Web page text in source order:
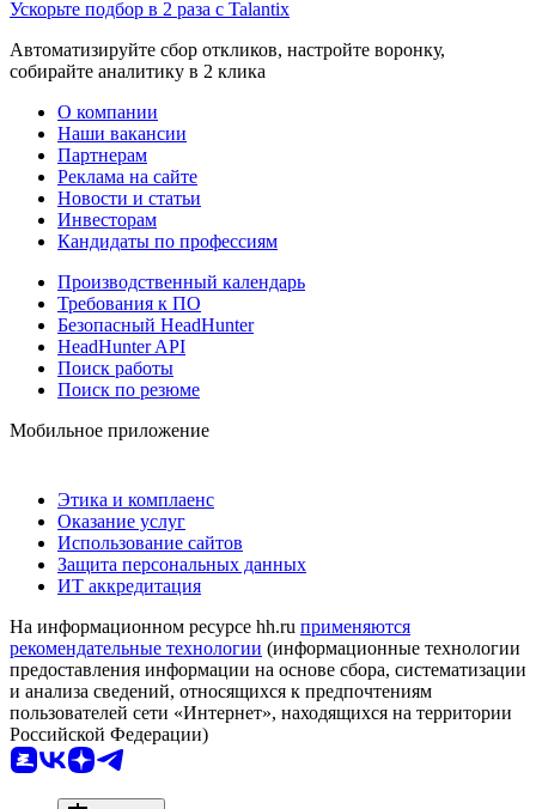
Ускорьте подбор в 2 раза с Talantix
Автоматизируйте сбор откликов, настройте воронку,
собирайте аналитику в 2 клика
О компании
Наши вакансии
Партнерам
Реклама на сайте
Новости и статьи
Инвесторам
Кандидаты по профессиям
Производственный календарь
Требования к ПО
Безопасный HeadHunter
HeadHunter API
Поиск работы
Поиск по резюме
Мобильное приложение
Этика и комплаенс
Оказание услуг
Использование сайтов
Защита персональных данных
ИТ аккредитация
На информационном ресурсе hh.ru применяются
рекомендательные технологии (информационные технологии
предоставления информации на основе сбора, систематизации
и анализа сведений, относящихся к предпочтениям
пользователей сети «Интернет», находящихся на территории
Российской Федерации)